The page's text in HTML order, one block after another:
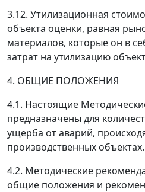
3.12. Утилизационная
объекта оценки, равная
материалов, которые он в
затрат на утилизацию
4. ОБЩИЕ ПОЛОЖЕНИЯ
4.1. Настоящие
предназначены для
ущерба от аварий,
производственных объектах.
4.2. Методические
общие положения и